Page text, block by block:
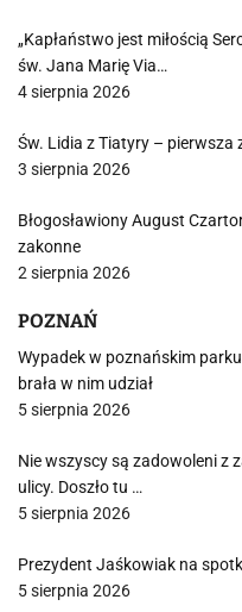
„Kapłaństwo jest miłością
św. Jana Marię Via…
4 sierpnia 2026
Św. Lidia z Tiatyry – pierwsza
3 sierpnia 2026
Błogosławiony August
zakonne
2 sierpnia 2026
POZNAŃ
Wypadek w poznańskim
brała w nim udział
5 sierpnia 2026
Nie wszyscy są zadowoleni z
ulicy. Doszło tu …
5 sierpnia 2026
Prezydent Jaśkowiak na
5 sierpnia 2026